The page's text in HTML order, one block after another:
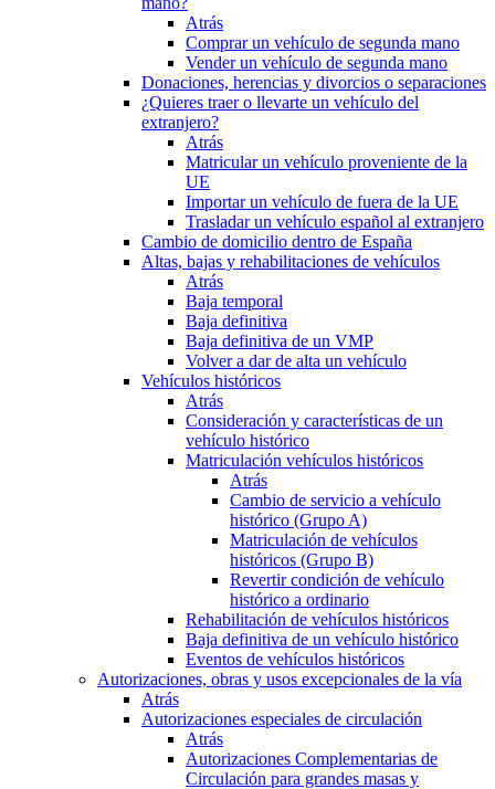
Atrás
Comprar un vehículo de segunda mano
Vender un vehículo de segunda mano
Donaciones, herencias y divorcios o separaciones
¿Quieres traer o llevarte un vehículo del
extranjero?
Atrás
Matricular un vehículo proveniente de la
UE
Importar un vehículo de fuera de la UE
Trasladar un vehículo español al extranjero
Cambio de domicilio dentro de España
Altas, bajas y rehabilitaciones de vehículos
Atrás
Baja temporal
Baja definitiva
Baja definitiva de un VMP
Volver a dar de alta un vehículo
Vehículos históricos
Atrás
Consideración y características de un
vehículo histórico
Matriculación vehículos históricos
Atrás
Cambio de servicio a vehículo
histórico (Grupo A)
Matriculación de vehículos
históricos (Grupo B)
Revertir condición de vehículo
histórico a ordinario
Rehabilitación de vehículos históricos
Baja definitiva de un vehículo histórico
Eventos de vehículos históricos
Autorizaciones, obras y usos excepcionales de la vía
Atrás
Autorizaciones especiales de circulación
Atrás
Autorizaciones Complementarias de
Circulación para grandes masas y